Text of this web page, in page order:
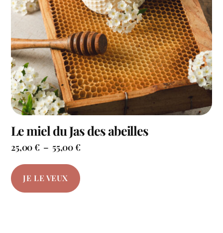
Le miel du Jas des abeilles
25,00€ – 55,00€
JE LE VEUX